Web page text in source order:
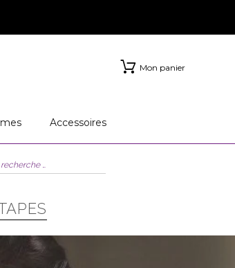
Mon panier
Accessoires